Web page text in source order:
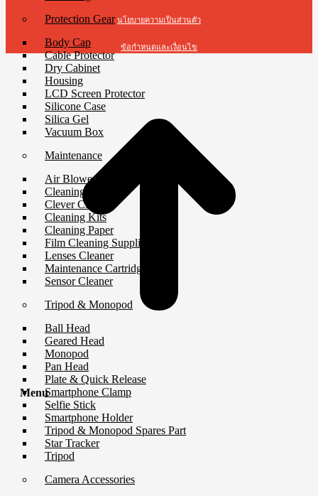
Protection Gear
Body Cap
Cable Protector
Dry Cabinet
Housing
LCD Screen Protector
Silicone Case
Silica Gel
Vacuum Box
Maintenance
Air Blower
Cleaning Cloth
Clever Cleaner
Cleaning Kits
Cleaning Paper
Film Cleaning Supplies
Lenses Cleaner
Maintenance Cartridge
Sensor Cleaner
Tripod & Monopod
Ball Head
Geared Head
Monopod
Pan Head
Plate & Quick Release
Smartphone Clamp
Selfie Stick
Smartphone Holder
Tripod & Monopod Spares Part
Star Tracker
Tripod
Camera Accessories
นโยบายความเป็นส่วนตัว
ข้อกำหนดและเงื่อนไข
Menu